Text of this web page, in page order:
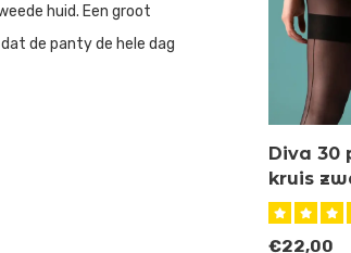
huid. Een groot
de panty de hele dag
Diva 30
kruis
€22,00